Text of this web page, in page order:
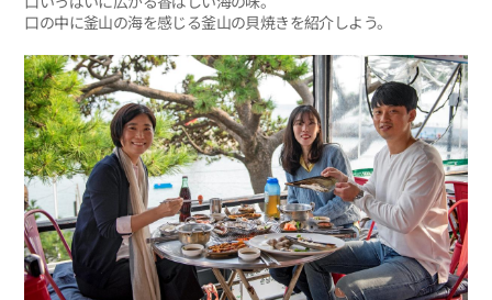
口の中に釜山の海を感じる釜山の貝焼きを紹介しよう。